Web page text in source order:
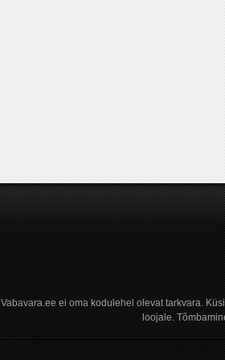
Vabavara.ee ei oma kodulehel olevat tarkvara.
loojale.